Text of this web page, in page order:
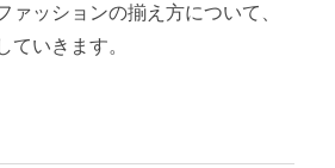
ァッションの揃え方について、
ていきます。
ンの洋服の揃え方” の